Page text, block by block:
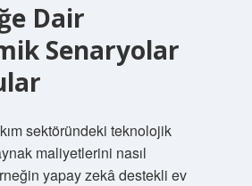
Dair
Senaryolar
sektöründeki teknolojik
maliyetlerini nasıl
yapay zekâ destekli ev